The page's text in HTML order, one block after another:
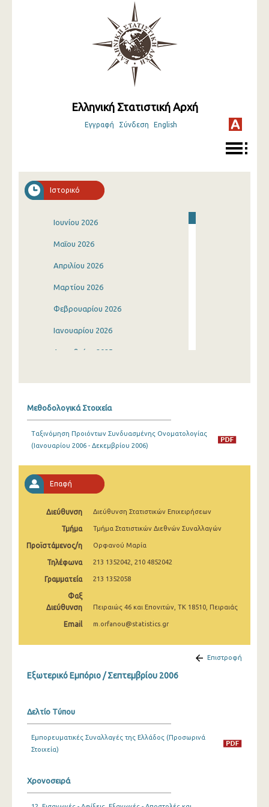
Ελληνική Στατιστική Αρχή
Εγγραφή Σύνδεση English
Ιστορικό
Ιουνίου 2026
Μαΐου 2026
Απριλίου 2026
Μαρτίου 2026
Φεβρουαρίου 2026
Ιανουαρίου 2026
Δεκεμβρίου 2025
Αυγούστου 2025
Ιουνίου 2025
Απριλίου 2025
Μαρτίου 2025
Φεβρουαρίου 2025
Δεκεμβρίου 2024
Σεπτεμβρίου 2024
Ιουνίου 2024
Απριλίου 2024
Μεθοδολογικά Στοιχεία
Ταξινόμηση Προιόντων Συνδυασμένης Ονοματολογίας
(Ιανουαρίου 2006 - Δεκεμβρίου 2006)
Επαφή
Διεύθυνση Διεύθυνση Στατιστικών Επιχειρήσεων
Τμήμα Τμήμα Στατιστικών Διεθνών Συναλλαγών
Προϊστάμενος/η Ορφανού Μαρία
Τηλέφωνα 213 1352042, 210 4852042
Γραμματεία 213 1352058
Φαξ
Διεύθυνση
Πειραιώς 46 και Επονιτών, ΤΚ 18510, Πειραιάς
Email m.orfanou@statistics.gr
Επιστροφή
Εξωτερικό Εμπόριο / Σεπτεμβρίου 2006
Δελτίο Τύπου
Εμπορευματικές Συναλλαγές της Ελλάδος (Προσωρινά
Στοιχεία)
Χρονοσειρά